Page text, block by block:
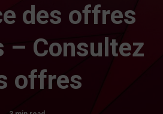
des offres
– Consultez
offres